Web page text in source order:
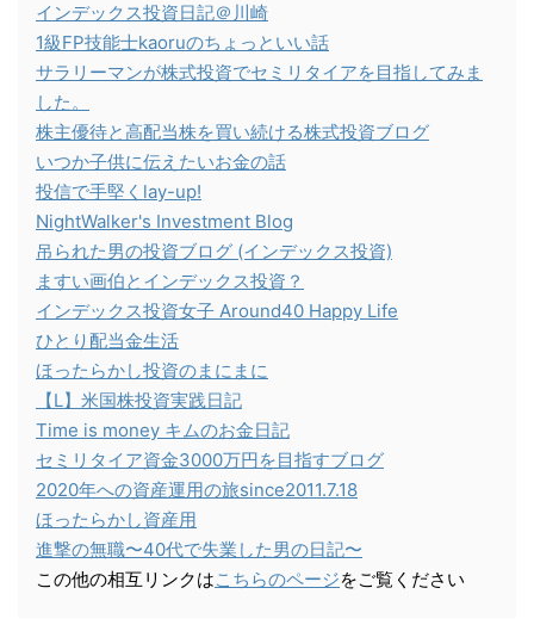
インデックス投資日記＠川崎
1級FP技能士kaoruのちょっといい話
サラリーマンが株式投資でセミリタイアを目指してみま
した。
株主優待と高配当株を買い続ける株式投資ブログ
いつか子供に伝えたいお金の話
投信で手堅くlay-up!
NightWalker's Investment Blog
吊られた男の投資ブログ (インデックス投資)
ますい画伯とインデックス投資？
インデックス投資女子 Around40 Happy Life
ひとり配当金生活
ほったらかし投資のまにまに
【L】米国株投資実践日記
Time is money キムのお金日記
セミリタイア資金3000万円を目指すブログ
2020年への資産運用の旅since2011.7.18
ほったらかし資産用
進撃の無職〜40代で失業した男の日記〜
この他の相互リンクはこちらのページをご覧ください